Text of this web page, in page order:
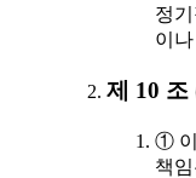
정
이
제 10 조
① 이
책